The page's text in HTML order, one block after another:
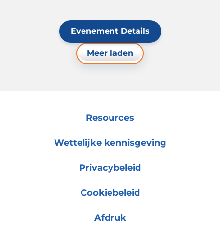
Evenement Details
Meer laden
Resources
Wettelijke kennisgeving
Privacybeleid
Cookiebeleid
Afdruk